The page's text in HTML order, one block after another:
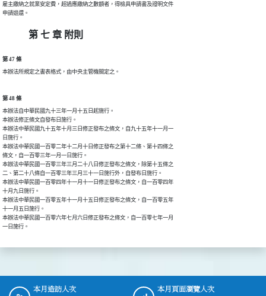
雇主繳納之就業安定費，超過應繳納之數額者，得檢具申請書及證明文件
申請退還。
第 七 章 附則
第 47 條
本辦法所規定之書表格式，由中央主管機關定之。
第 48 條
本辦法自中華民國九十三年一月十五日起施行。
本辦法修正條文自發布日施行。
本辦法中華民國九十五年十月三日修正發布之條文，自九十五年十一月一
日施行。
本辦法中華民國一百零二年十二月十日修正發布之第十二條、第十四條之
條文，自一百零三年一月一日施行。
本辦法中華民國一百零三年三月二十八日修正發布之條文，除第十五條之
二、第二十八條自一百零三年三月三十一日施行外，自發布日施行。
本辦法中華民國一百零四年十一月十一日修正發布之條文，自一百零四年
十月九日施行。
本辦法中華民國一百零五年十一月十五日修正發布之條文，自一百零五年
十一月五日施行。
本辦法中華民國一百零六年七月六日修正發布之條文，自一百零七年一月
一日施行。
::: 本月造訪人次 本月頁面瀏覽人次